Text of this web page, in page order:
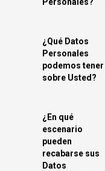
¿Qué Datos
Personales
podemos tener
sobre Usted?
¿En qué
escenario
pueden
recabarse sus
Datos